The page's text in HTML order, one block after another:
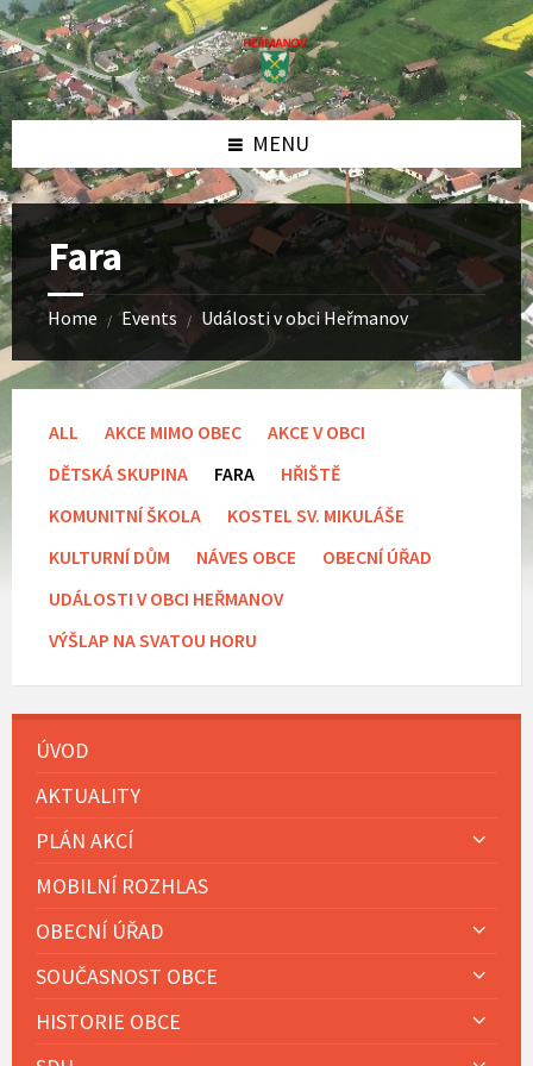
Skip
to
content
Skip
to
left
sidebar
Skip
to
footer
MENU
Fara
Home / Events / Události v obci Heřmanov
ALL AKCE MIMO OBEC
AKCE V OBCI
DĚTSKÁ SKUPINA
FARA
HŘIŠTĚ
KOMUNITNÍ ŠKOLA
KOSTEL SV. MIKULÁŠE
KULTURNÍ DŮM
NÁVES OBCE
OBECNÍ ÚŘAD
UDÁLOSTI V OBCI HEŘMANOV
VÝŠLAP NA SVATOU HORU
ÚVOD
AKTUALITY
PLÁN AKCÍ
MOBILNÍ ROZHLAS
OBECNÍ ÚŘAD
SOUČASNOST OBCE
HISTORIE OBCE